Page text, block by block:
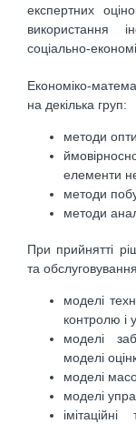
експертних
використання
соціально-
Економіко-
на декілька груп:
методи
елементи
методи
методи
При прийнятті
та
моделі
контролю і
моделі
моделі
моделі
моделі